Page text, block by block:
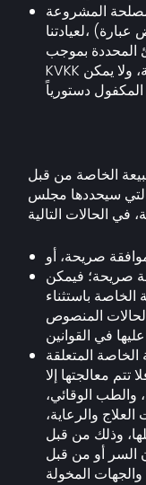
المشروعة
لعيادتنا، (ولا يجوز بأي حال من الأحوال أن تتعارض عبارة
المحددة بموجب
KVKK أو مع غرض معالجة البيانات الشخصية، ولا يمكن
الخاصة من قبل
التي سيحددها مجلس
صريحة، أو
صريحة؛ فيمكن
باستثناء
المنصوص
الخاصة المتعلقة
معالجتها إلا
والطب الوقائي،
والرعاية،
وذلك من قبل
السر أو من قبل